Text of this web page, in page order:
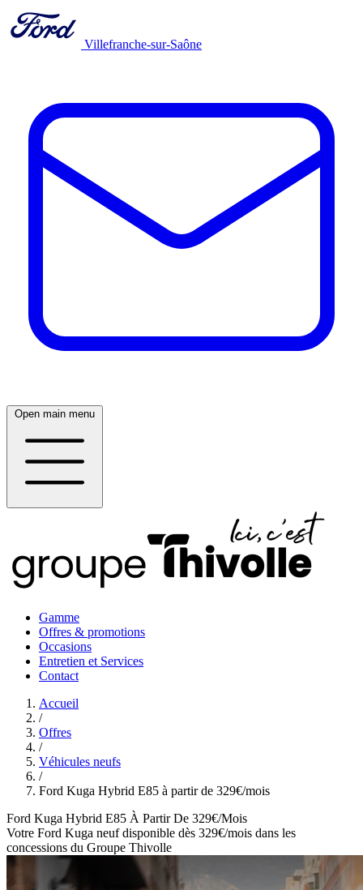
Villefranche-sur-Saône
Open main menu
Gamme
Offres & promotions
Occasions
Entretien et Services
Contact
Accueil
/
Offres
/
Véhicules neufs
/
Ford Kuga Hybrid E85 à partir de 329€/mois
Ford Kuga Hybrid E85 À Partir De 329€/mois
Votre Ford Kuga neuf disponible dès 329€/mois dans les
concessions du Groupe Thivolle